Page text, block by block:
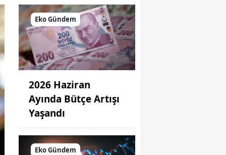
Eko Gündem
2026 Haziran
Ayında Bütçe Artışı
Yaşandı
Eko Gündem